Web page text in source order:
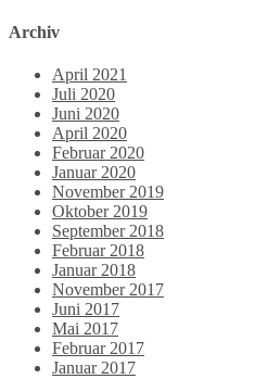
Archiv
April 2021
Juli 2020
Juni 2020
April 2020
Februar 2020
Januar 2020
November 2019
Oktober 2019
September 2018
Februar 2018
Januar 2018
November 2017
Juni 2017
Mai 2017
Februar 2017
Januar 2017